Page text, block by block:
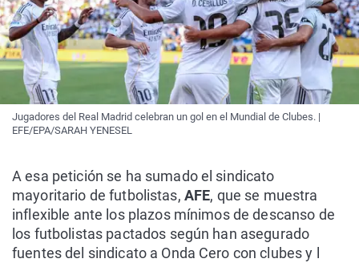
Jugadores del Real Madrid celebran un gol en el Mundial de Clubes. |
EFE/EPA/SARAH YENESEL
A esa petición se ha sumado el sindicato
mayoritario de futbolistas, AFE, que se muestra
inflexible ante los plazos mínimos de descanso de
los futbolistas pactados según han asegurado
fuentes del sindicato a Onda Cero con clubes y l